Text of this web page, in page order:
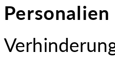
Personalien